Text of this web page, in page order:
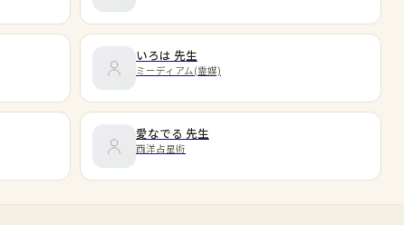
いろは 先生
ミーディアム(霊媒)
愛なでる 先生
西洋占星術